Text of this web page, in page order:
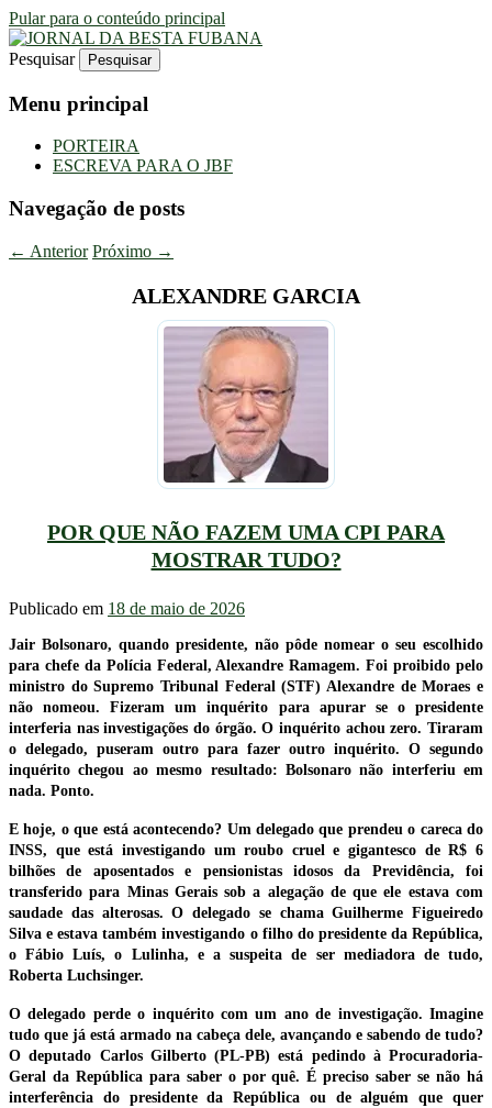
Pular para o conteúdo principal
JORNAL DA BESTA FUBANA
Uma Gazeta Escrota
Pesquisar
Menu principal
PORTEIRA
ESCREVA PARA O JBF
Navegação de posts
← Anterior Próximo →
ALEXANDRE GARCIA
POR QUE NÃO FAZEM UMA CPI PARA
MOSTRAR TUDO?
Publicado em 18 de maio de 2026
Jair Bolsonaro, quando presidente, não pôde nomear o seu escolhido
para chefe da Polícia Federal, Alexandre Ramagem. Foi proibido pelo
ministro do Supremo Tribunal Federal (STF) Alexandre de Moraes e
não nomeou. Fizeram um inquérito para apurar se o presidente
interferia nas investigações do órgão. O inquérito achou zero. Tiraram
o delegado, puseram outro para fazer outro inquérito. O segundo
inquérito chegou ao mesmo resultado: Bolsonaro não interferiu em
nada. Ponto.
E hoje, o que está acontecendo? Um delegado que prendeu o careca do
INSS, que está investigando um roubo cruel e gigantesco de R$ 6
bilhões de aposentados e pensionistas idosos da Previdência, foi
transferido para Minas Gerais sob a alegação de que ele estava com
saudade das alterosas. O delegado se chama Guilherme Figueiredo
Silva e estava também investigando o filho do presidente da República,
o Fábio Luís, o Lulinha, e a suspeita de ser mediadora de tudo,
Roberta Luchsinger.
O delegado perde o inquérito com um ano de investigação. Imagine
tudo que já está armado na cabeça dele, avançando e sabendo de tudo?
O deputado Carlos Gilberto (PL-PB) está pedindo à Procuradoria-
Geral da República para saber o por quê. É preciso saber se não há
interferência do presidente da República ou de alguém que quer